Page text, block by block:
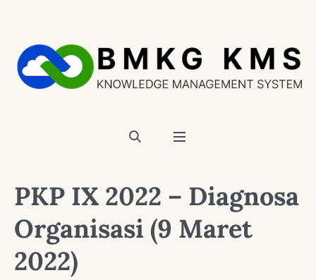
PKP IX 2022 – Diagnosa
Organisasi (9 Maret
2022)